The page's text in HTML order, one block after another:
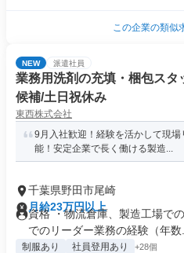
この企業の類似
NEW 派遣社員
業務用洗剤の充填・梱包スタ
候補/土日祝休み
東西株式会社
9月入社歓迎！経験を活かして現
能！安定企業で長く働ける製造...
千葉県野田市尾崎
月給23万円以上
資格 ・物流倉庫、製造工場で
でのリーダー業務の経験（年数...
制服あり 社員登用あり +28個